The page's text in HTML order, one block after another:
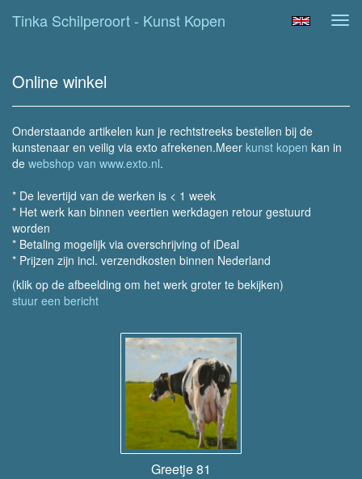
Tinka Schilperoort - Kunst Kopen
Online winkel
Onderstaande artikelen kun je rechtstreeks bestellen bij de
kunstenaar en veilig via exto afrekenen.Meer kunst kopen kan in
de webshop van www.exto.nl.
* De levertijd van de werken is < 1 week
* Het werk kan binnen veertien werkdagen retour gestuurd
worden
* Betaling mogelijk via overschrijving of iDeal
* Prijzen zijn incl. verzendkosten binnen Nederland
(klik op de afbeelding om het werk groter te bekijken)
stuur een bericht
Greetje 81